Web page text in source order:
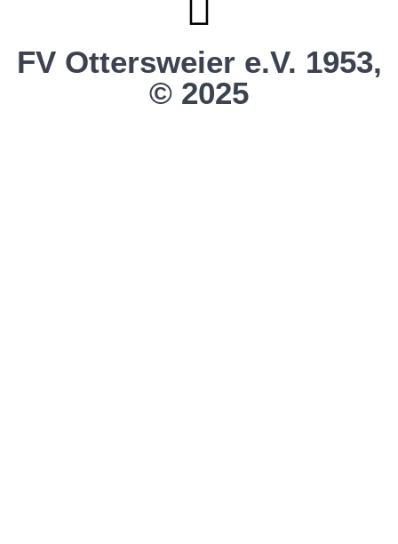
FV Ottersweier e.V. 1953,
© 2025